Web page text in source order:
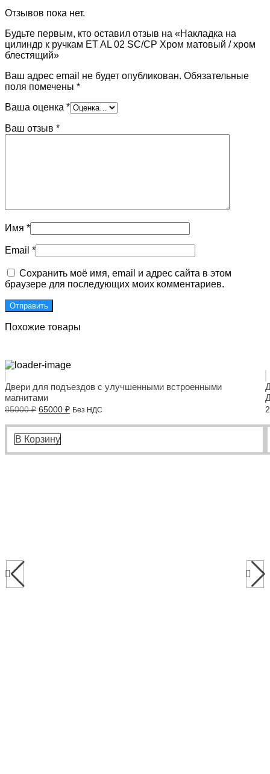
Отзывов пока нет.
Будьте первым, кто оставил отзыв на «Накладка на
цилиндр к ручкам ET AL 02 SC/CP Хром матовый / хром
блестящий»
Ваш адрес email не будет опубликован. Обязательные
поля помечены *
Ваша оценка *
Ваш отзыв *
Имя *
Email *
Сохранить моё имя, email и адрес сайта в этом
браузере для последующих моих комментариев.
Похожие товары
Двери для подъездов с улучшенными встроенными
магнитами
85000₽ Первоначальная
составляла
85000 ₽.
65000 ₽Текущая
65000 ₽.
Без НДС
В Корзину